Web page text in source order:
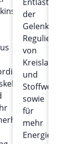
der
Gelenke,
von
Kreislauf
und
sowie
für
mehr
Energie